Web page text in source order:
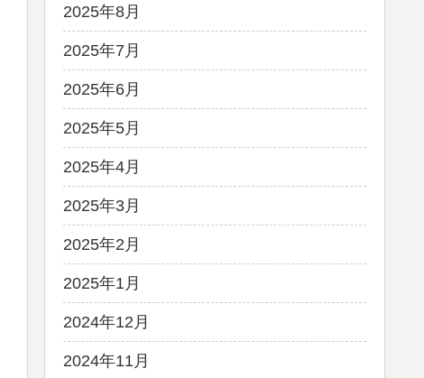
2025年8月
2025年7月
2025年6月
2025年5月
2025年4月
2025年3月
2025年2月
2025年1月
2024年12月
2024年11月